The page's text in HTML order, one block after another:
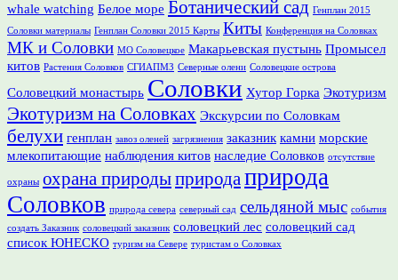
whale watching Белое море Ботанический сад Генплан 2015
Соловки материалы Генплан Соловки 2015 Карты Киты Конференция на Соловках
МК и Соловки МО Соловецкое Макарьевская пустынь Промысел
китов Растения Соловков СГИАПМЗ Северные олени Соловецкие острова
Соловецкий монастырь Соловки Хутор Горка Экотуризм
Экотуризм на Соловках Экскурсии по Соловкам
белухи генплан завоз оленей загрязнения заказник камни морские
млекопитающие наблюдения китов наследие Соловков отсутствие
охраны охрана природыприродаприрода
Соловков природа севера северный сад сельдяной мыс события
создать Заказник соловецкий заказник соловецкий лес соловецкий сад
список ЮНЕСКО туризм на Севере туристам о Соловках